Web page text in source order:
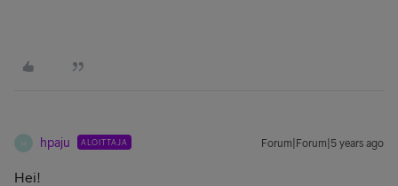
H hpaju ALOITTAJA Forum|Forum|5 years ago
Hei!